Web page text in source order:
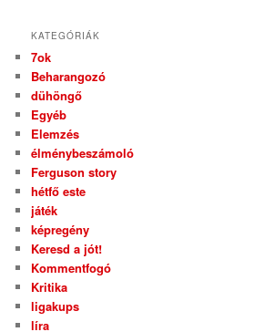
KATEGÓRIÁK
7ok
Beharangozó
dühöngő
Egyéb
Elemzés
élménybeszámoló
Ferguson story
hétfő este
játék
képregény
Keresd a jót!
Kommentfogó
Kritika
ligakups
líra